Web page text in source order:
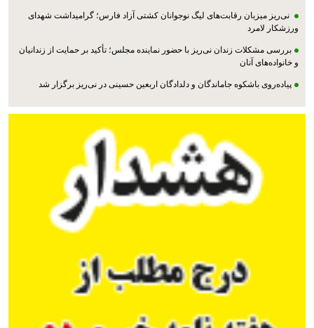
نی‌ریز میزبان رقابت‌های لیگ نوجوانان کشتی آزاد فارس؛ گرامیداشت شهدای
ورزشکار لامرد
بررسی مشکلات زندان نی‌ریز با حضور نماینده مجلس؛ تأکید بر حمایت از زندانیان
و خانواده‌های آنان
پیاده‌روی باشکوه جاماندگان و دلدادگان اربعین حسینی در نی‌ریز برگزار شد